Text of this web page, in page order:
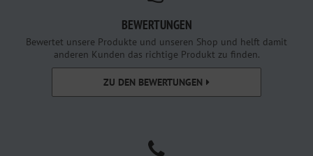
BEWERTUNGEN
Bewertet unsere Produkte und unseren Shop und helft damit
anderen Kunden das richtige Produkt zu finden.
ZU DEN BEWERTUNGEN